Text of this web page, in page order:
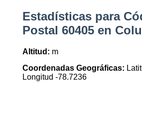
Estadísticas para
Postal 60405 en
Altitud: m
Coordenadas Geográficas:
Longitud -78.7236